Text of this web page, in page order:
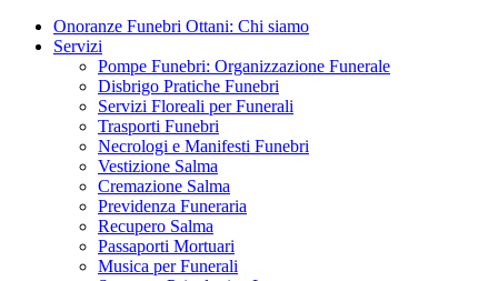
Onoranze Funebri Ottani: Chi siamo
Servizi
Pompe Funebri: Organizzazione Funerale
Disbrigo Pratiche Funebri
Servizi Floreali per Funerali
Trasporti Funebri
Necrologi e Manifesti Funebri
Vestizione Salma
Cremazione Salma
Previdenza Funeraria
Recupero Salma
Passaporti Mortuari
Musica per Funerali